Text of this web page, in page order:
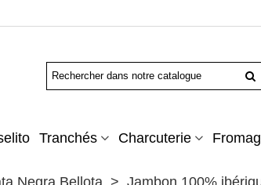
Tranchés Charcuterie